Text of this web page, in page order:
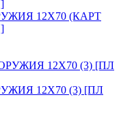
12Х70 (КАРТ
12Х70 (3) [ПЛ